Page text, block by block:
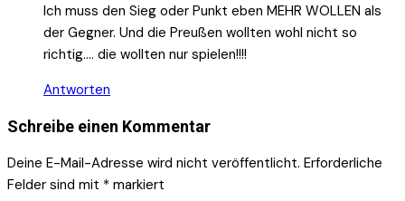
Ich muss den Sieg oder Punkt eben MEHR WOLLEN als
der Gegner. Und die Preußen wollten wohl nicht so
richtig…. die wollten nur spielen!!!!
Antworten
Schreibe einen Kommentar
Deine E-Mail-Adresse wird nicht veröffentlicht. Erforderliche
Felder sind mit * markiert